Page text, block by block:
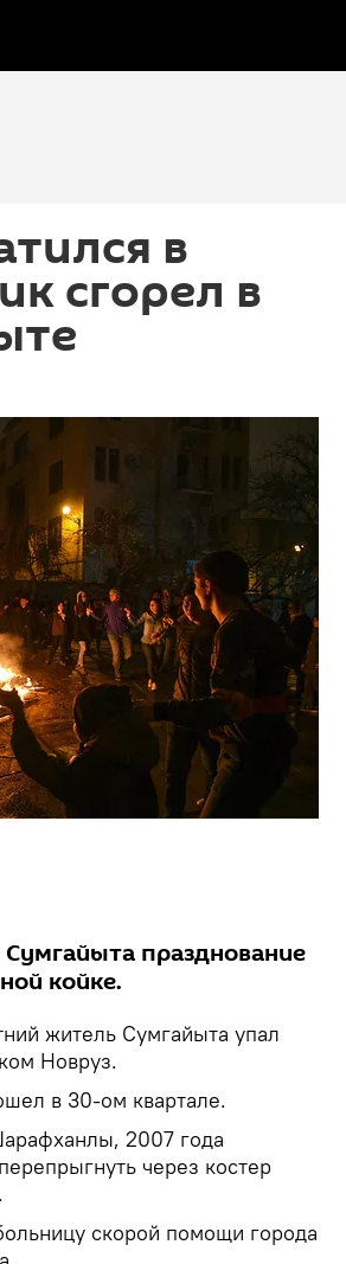
в
сгорел в
празднование
койке.
житель Сумгайыта упал
Новруз.
в 30-ом квартале.
2007 года
через костер
скорой помощи города